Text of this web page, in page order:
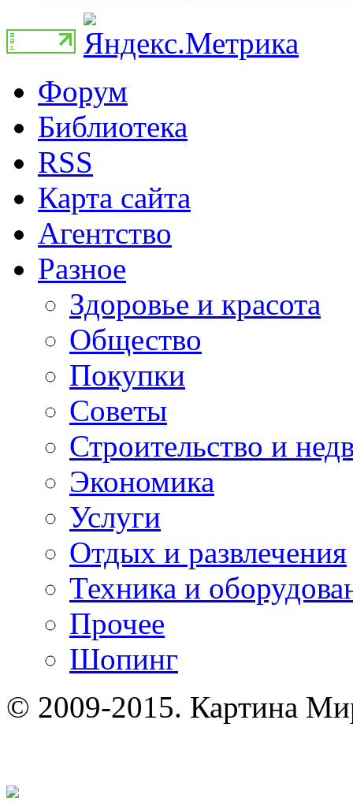
Форум
Библиотека
RSS
Карта сайта
Агентство
Разное
Здоровье и красота
Общество
Покупки
Советы
Строительство и
Экономика
Услуги
Отдых и развлечения
Техника и
Прочее
Шопинг
© 2009-2015. Картина